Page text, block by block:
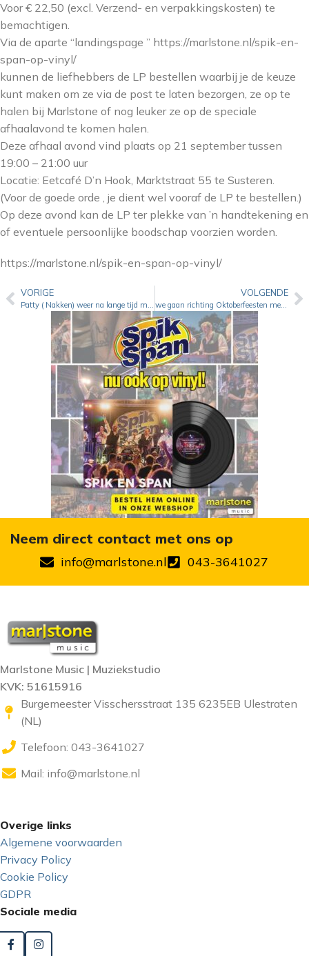
Voor € 22,50 (excl. Verzend- en verpakkingskosten) te
bemachtigen.
Via de aparte “landingspage ” https://marlstone.nl/spik-en-
span-op-vinyl/
kunnen de liefhebbers de LP bestellen waarbij je de keuze
kunt maken om ze via de post te laten bezorgen, ze op te
halen bij Marlstone of nog leuker ze op de speciale
afhaalavond te komen halen.
Deze afhaal avond vind plaats op 21 september tussen
19:00 – 21:00 uur
Locatie: Eetcafé D’n Hook, Marktstraat 55 te Susteren.
(Voor de goede orde , je dient wel vooraf de LP te bestellen.)
Op deze avond kan de LP ter plekke van ’n handtekening en
of eventuele persoonlijke boodschap voorzien worden.
https://marlstone.nl/spik-en-span-op-vinyl/
VORIGE
Patty ( Nakken) weer na lange tijd muzikaal actief met nieuwe single Papa
VOLGENDE
we gaan richting Oktoberfeesten met D’r Tim
Neem direct contact met ons op
info@marlstone.nl 043-3641027
Marlstone Music | Muziekstudio
KVK: 51615916
Burgemeester Visschersstraat 135 6235EB Ulestraten
(NL)
Telefoon: 043-3641027
Mail: info@marlstone.nl
Overige links
Algemene voorwaarden
Privacy Policy
Cookie Policy
GDPR
Sociale media